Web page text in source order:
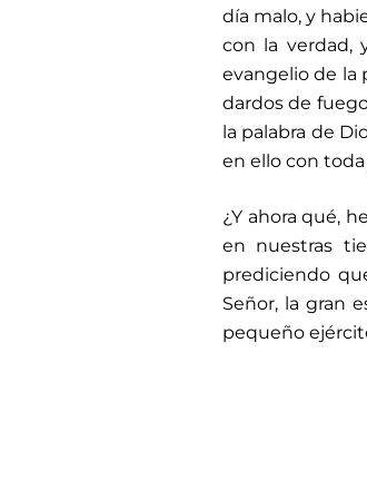
día malo, y
con la verdad,
evangelio de la
dardos de
la palabra de
en ello con toda
¿Y ahora qué,
en nuestras
prediciendo
Señor, la gran
pequeño